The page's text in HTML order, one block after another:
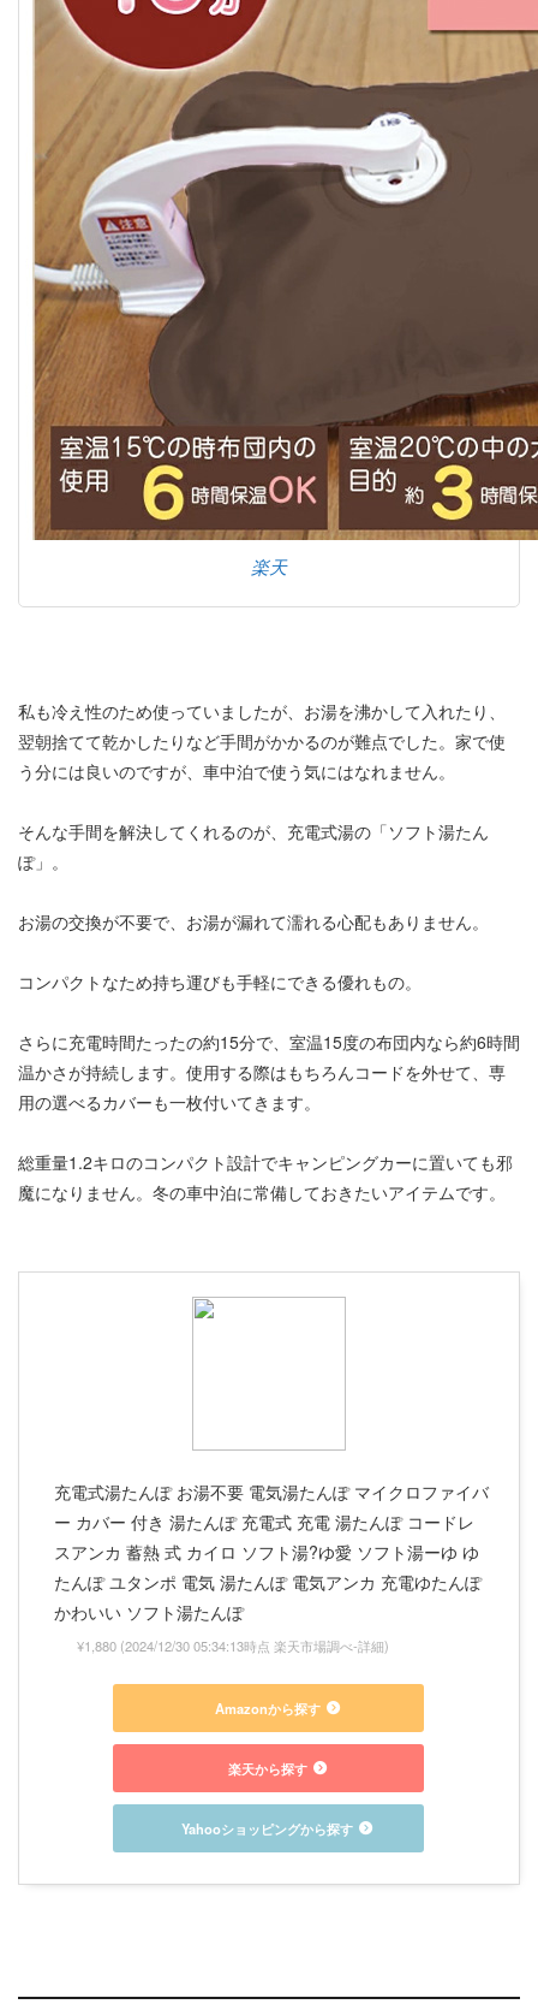
楽天
私も冷え性のため使っていましたが、お湯を沸かして入れたり、
翌朝捨てて乾かしたりなど手間がかかるのが難点でした。家で使
う分には良いのですが、車中泊で使う気にはなれません。
そんな手間を解決してくれるのが、充電式湯の「ソフト湯たん
ぽ」。
お湯の交換が不要で、お湯が漏れて濡れる心配もありません。
コンパクトなため持ち運びも手軽にできる優れもの。
さらに充電時間たったの約15分で、室温15度の布団内なら約6時間
温かさが持続します。使用する際はもちろんコードを外せて、専
用の選べるカバーも一枚付いてきます。
総重量1.2キロのコンパクト設計でキャンピングカーに置いても邪
魔になりません。冬の車中泊に常備しておきたいアイテムです。
充電式湯たんぽ お湯不要 電気湯たんぽ マイクロファイバ
ー カバー 付き 湯たんぽ 充電式 充電 湯たんぽ コードレ
スアンカ 蓄熱 式 カイロ ソフト湯?ゆ愛 ソフト湯ーゆ ゆ
たんぽ ユタンポ 電気 湯たんぽ 電気アンカ 充電ゆたんぽ
かわいい ソフト湯たんぽ
¥1,880 (2024/12/30 05:34:13時点 楽天市場調べ-詳細)
Amazonから探す
楽天から探す
Yahooショッピングから探す